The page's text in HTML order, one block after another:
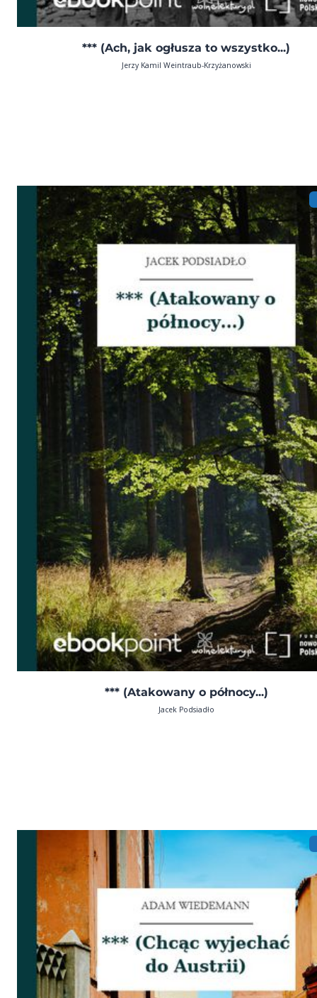
*** (Ach, jak ogłusza to wszystko...)
Jerzy Kamil Weintraub-Krzyżanowski
*** (Atakowany o północy...)
Jacek Podsiadło